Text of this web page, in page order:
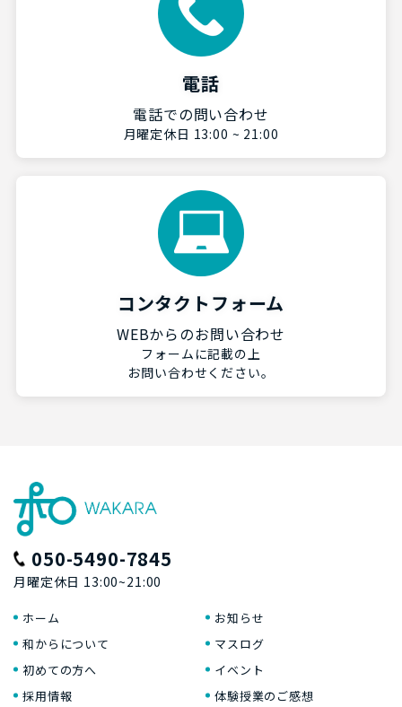
電話
電話での問い合わせ
月曜定休日 13:00 ~ 21:00
コンタクトフォーム
WEBからのお問い合わせ
フォームに記載の上
お問い合わせください。
050-5490-7845
月曜定休日 13:00~21:00
ホーム
和からについて
初めての方へ
採用情報
お知らせ
マスログ
イベント
体験授業のご感想